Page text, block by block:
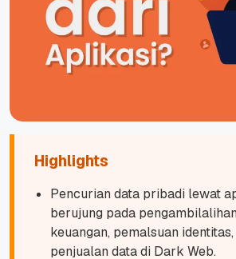
Highlights
Pencurian data pribadi lewat
berujung pada
keuangan, pemalsuan
penjualan data di Dark Web.